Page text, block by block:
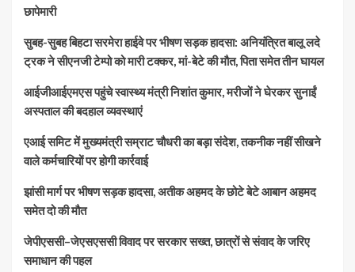
छापेमारी
सुबह-सुबह बिहटा सरमेरा हाईवे पर भीषण सड़क हादसा: अनियंत्रित बालू लदे
ट्रक ने सीएनजी टेम्पो को मारी टक्कर, मां-बेटे की मौत, पिता समेत तीन घायल
आईजीआईएमएस पहुंचे स्वास्थ्य मंत्री निशांत कुमार, मरीजों ने घेरकर सुनाईं
अस्पताल की बदहाल व्यवस्थाएं
एआई समिट में मुख्यमंत्री सम्राट चौधरी का बड़ा संदेश, तकनीक नहीं सीखने
वाले कर्मचारियों पर होगी कार्रवाई
झांसी मार्ग पर भीषण सड़क हादसा, अतीक अहमद के छोटे बेटे आबान अहमद
समेत दो की मौत
जेपीएससी–जेएसएससी विवाद पर सरकार सख्त, छात्रों से संवाद के जरिए
समाधान की पहल